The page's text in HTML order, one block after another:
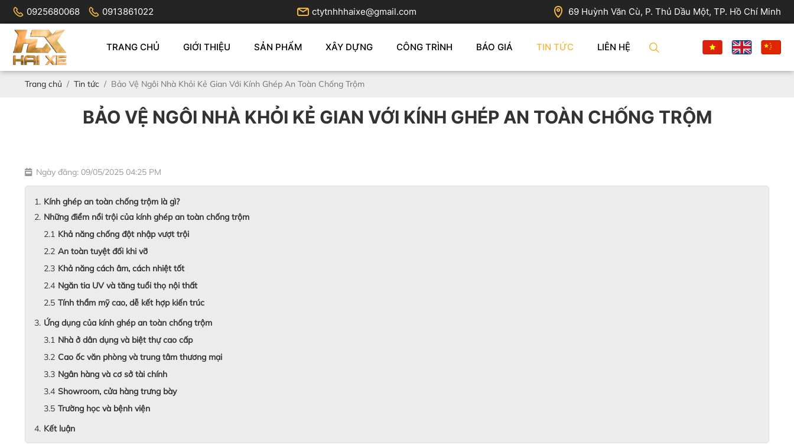
0925680068 0913861022 ctytnhhhaixe@gmail.com 69 Huỳnh Văn Cù, P. Thủ Dầu Một, TP. Hồ Chí Minh
TRANG CHỦ GIỚI THIỆU SẢN PHẨM XÂY DỰNG CÔNG TRÌNH BÁO GIÁ TIN TỨC LIÊN HỆ
Trang chủ Tin tức Bảo Vệ Ngôi Nhà Khỏi Kẻ Gian Với Kính Ghép An Toàn Chống Trộm
BẢO VỆ NGÔI NHÀ KHỎI KẺ GIAN VỚI KÍNH GHÉP AN TOÀN CHỐNG TRỘM
Ngày đăng: 09/05/2025 04:25 PM
Kính ghép an toàn chống trộm là gì?
Những điểm nổi trội của kính ghép an toàn chống trộm
Khả năng chống đột nhập vượt trội
An toàn tuyệt đối khi vỡ
Khả năng cách âm, cách nhiệt tốt
Ngăn tia UV và tăng tuổi thọ nội thất
Tính thẩm mỹ cao, dễ kết hợp kiến trúc
Ứng dụng của kính ghép an toàn chống trộm
Nhà ở dân dụng và biệt thự cao cấp
Cao ốc văn phòng và trung tâm thương mại
Ngân hàng và cơ sở tài chính
Showroom, cửa hàng trưng bày
Trường học và bệnh viện
Kết luận